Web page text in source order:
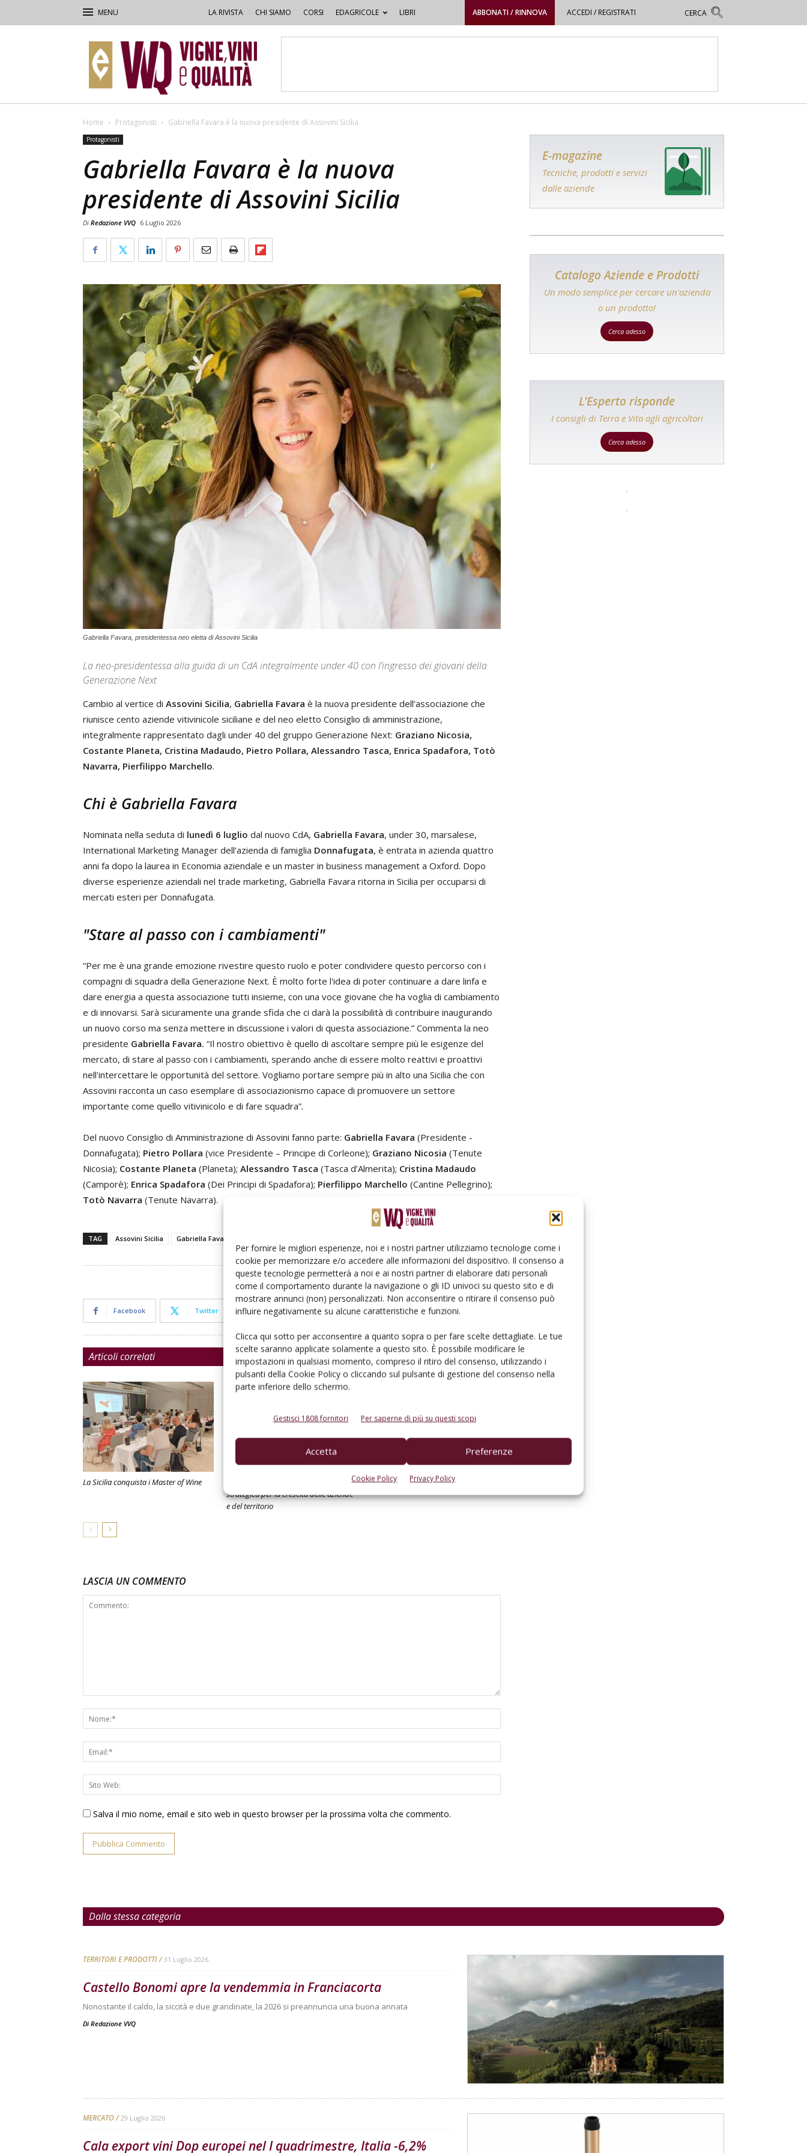
Per fornire le migliori esperienze, noi e i nostri partner utilizziamo tecnologie come i
cookie per memorizzare e/o accedere alle informazioni del dispositivo. Il consenso a
queste tecnologie permetterà a noi e ai nostri partner di elaborare dati personali
come il comportamento durante la navigazione o gli ID univoci su questo sito e di
mostrare annunci (non) personalizzati. Non acconsentire o ritirare il consenso può
influire negativamente su alcune caratteristiche e funzioni.
Clicca qui sotto per acconsentire a quanto sopra o per fare scelte dettagliate. Le tue
scelte saranno applicate solamente a questo sito. È possibile modificare le
impostazioni in qualsiasi momento, compreso il ritiro del consenso, utilizzando i
pulsanti della Cookie Policy o cliccando sul pulsante di gestione del consenso nella
parte inferiore dello schermo.
Gestisci 1808 fornitori Per saperne di più su questi scopi
Accetta Preferenze
Cookie Policy Privacy Policy
LA RIVISTA CHI SIAMO CORSI EDAGRICOLE LIBRI ABBONATI / RINNOVA ACCEDI / REGISTRATI
–
Vigne,
Vini
&
Home Protagonisti Gabriella Favara è la nuova presidente di Assovini Sicilia
Protagonisti
Gabriella Favara è la nuova
presidente di Assovini Sicilia
Di Redazione VVQ 6 Luglio 2026
Gabriella Favara, presidentessa neo eletta di Assovini Sicilia
La neo-presidentessa alla guida di un CdA integralmente under 40 con l’ingresso dei giovani della
Generazione Next
Cambio al vertice di Assovini Sicilia, Gabriella Favara è la nuova presidente dell’associazione che
riunisce cento aziende vitivinicole siciliane e del neo eletto Consiglio di amministrazione,
integralmente rappresentato dagli under 40 del gruppo Generazione Next: Graziano Nicosia,
Costante Planeta, Cristina Madaudo, Pietro Pollara, Alessandro Tasca, Enrica Spadafora, Totò
Navarra, Pierfilippo Marchello.
Chi è Gabriella Favara
Nominata nella seduta di lunedì 6 luglio dal nuovo CdA, Gabriella Favara, under 30, marsalese,
International Marketing Manager dell’azienda di famiglia Donnafugata, è entrata in azienda quattro
anni fa dopo la laurea in Economia aziendale e un master in business management a Oxford. Dopo
diverse esperienze aziendali nel trade marketing, Gabriella Favara ritorna in Sicilia per occuparsi di
mercati esteri per Donnafugata.
"Stare al passo con i cambiamenti"
“Per me è una grande emozione rivestire questo ruolo e poter condividere questo percorso con i
compagni di squadra della Generazione Next. È molto forte l'idea di poter continuare a dare linfa e
dare energia a questa associazione tutti insieme, con una voce giovane che ha voglia di cambiamento
e di innovarsi. Sarà sicuramente una grande sfida che ci darà la possibilità di contribuire inaugurando
un nuovo corso ma senza mettere in discussione i valori di questa associazione.” Commenta la neo
presidente Gabriella Favara. “Il nostro obiettivo è quello di ascoltare sempre più le esigenze del
mercato, di stare al passo con i cambiamenti, sperando anche di essere molto reattivi e proattivi
nell'intercettare le opportunità del settore. Vogliamo portare sempre più in alto una Sicilia che con
Assovini racconta un caso esemplare di associazionismo capace di promuovere un settore
importante come quello vitivinicolo e di fare squadra”.
Del nuovo Consiglio di Amministrazione di Assovini fanno parte: Gabriella Favara (Presidente -
Donnafugata); Pietro Pollara (vice Presidente – Principe di Corleone); Graziano Nicosia (Tenute
Nicosia); Costante Planeta (Planeta); Alessandro Tasca (Tasca d’Almerita); Cristina Madaudo
(Camporè); Enrica Spadafora (Dei Principi di Spadafora); Pierfilippo Marchello (Cantine Pellegrino);
Totò Navarra (Tenute Navarra).
TAG Assovini Sicilia Gabriella Favara
Facebook Twitter Linkedin Pinterest Email
Articoli correlati
La Sicilia conquista i Master of Wine
strategica per la crescita delle aziende
e del territorio
Al via la vendemmia 2025 in Sicilia
LASCIA UN COMMENTO
Salva il mio nome, email e sito web in questo browser per la prossima volta che commento.
E-magazine
Tecniche, prodotti e servizi
dalle aziende
Catalogo Aziende e Prodotti
Un modo semplice per cercare un'azienda
o un prodotto!
Cerca adesso
L'Esperto risponde
I consigli di Terra e Vita agli agricoltori
Cerca adesso
Dalla stessa categoria
TERRITORI E PRODOTTI 31 Luglio 2026
Castello Bonomi apre la vendemmia in Franciacorta
Nonostante il caldo, la siccità e due grandinate, la 2026 si preannuncia una buona annata
Di Redazione VVQ
MERCATO 29 Luglio 2026
Cala export vini Dop europei nel I quadrimestre, Italia -6,2%